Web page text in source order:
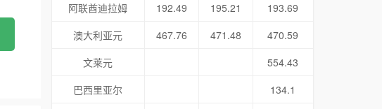
阿联酋迪拉姆
192.49 195.21
193.69
澳大利亚元
467.76 471.48
470.59
文莱元
554.43
巴西里亚尔
134.1